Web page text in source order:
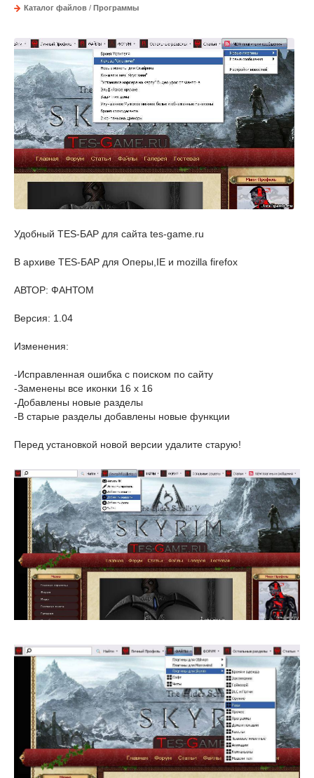
Каталог файлов / Программы
Удобный TES-БАР для сайта tes-game.ru
В архиве TES-БАР для Оперы,IE и mozilla firefox
АВТОР: ФАНТОМ
Версия: 1.04
Изменения:
-Исправленная ошибка с поиском по сайту
-Заменены все иконки 16 x 16
-Добавлены новые разделы
-В старые разделы добавлены новые функции
Перед установкой новой версии удалите старую!